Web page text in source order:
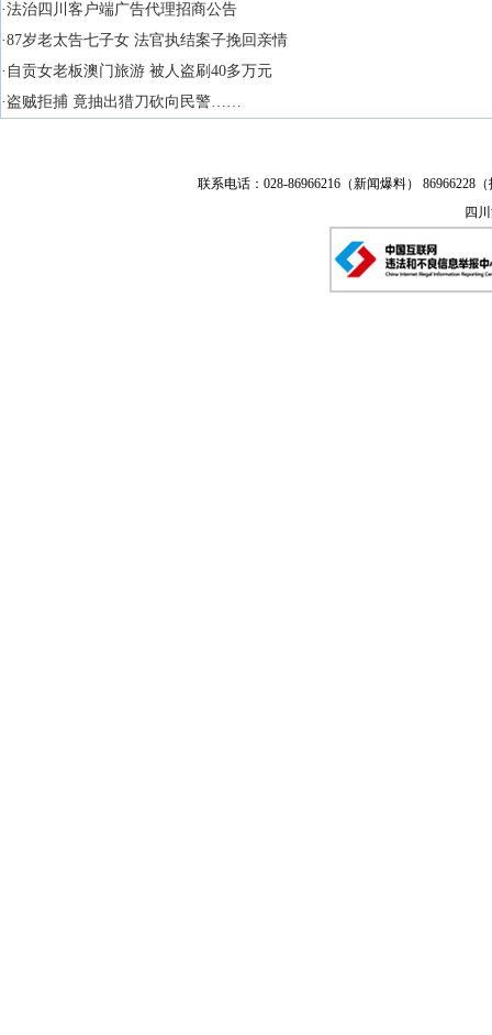
·法治四川客户端广告代理招商公告
·87岁老太告七子女 法官执结案子挽回亲情
·自贡女老板澳门旅游 被人盗刷40多万元
·盗贼拒捕 竟抽出猎刀砍向民警……
联系电话：028-86966216（新闻爆料） 86966228
四